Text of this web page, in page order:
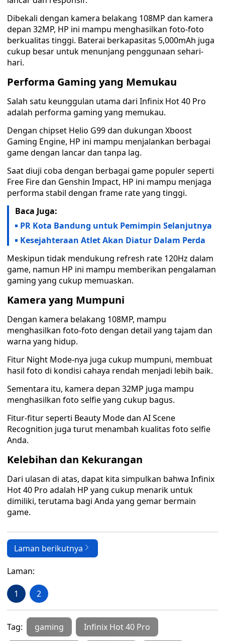
Dibekali dengan kamera belakang 108MP dan kamera
depan 32MP, HP ini mampu menghasilkan foto-foto
berkualitas tinggi. Baterai berkapasitas 5,000mAh juga
cukup besar untuk menunjang penggunaan sehari-
hari.
Performa Gaming yang Memukau
Salah satu keunggulan utama dari Infinix Hot 40 Pro
adalah performa gaming yang memukau.
Dengan chipset Helio G99 dan dukungan Xboost
Gaming Engine, HP ini mampu menjalankan berbagai
game dengan lancar dan tanpa lag.
Saat diuji coba dengan berbagai game populer seperti
Free Fire dan Genshin Impact, HP ini mampu menjaga
performa stabil dengan frame rate yang tinggi.
Baca Juga:
PR Kota Bandung untuk Pemimpin Selanjutnya
Kesejahteraan Atlet Akan Diatur Dalam Perda
Meskipun tidak mendukung refresh rate 120Hz dalam
game, namun HP ini mampu memberikan pengalaman
gaming yang cukup memuaskan.
Kamera yang Mumpuni
Dengan kamera belakang 108MP, mampu
menghasilkan foto-foto dengan detail yang tajam dan
warna yang hidup.
Fitur Night Mode-nya juga cukup mumpuni, membuat
hasil foto di kondisi cahaya rendah menjadi lebih baik.
Sementara itu, kamera depan 32MP juga mampu
menghasilkan foto selfie yang cukup bagus.
Fitur-fitur seperti Beauty Mode dan AI Scene
Recognition juga turut menambah kualitas foto selfie
Anda.
Kelebihan dan Kekurangan
Dari ulasan di atas, dapat kita simpulkan bahwa Infinix
Hot 40 Pro adalah HP yang cukup menarik untuk
dimiliki, terutama bagi Anda yang gemar bermain
game.
Laman berikutnya
Laman:
1 2
Tag: gaming Infinix Hot 40 Pro